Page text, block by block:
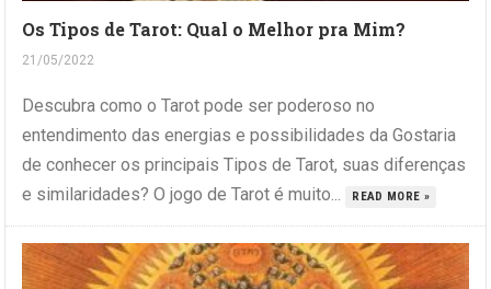
Os Tipos de Tarot: Qual o Melhor pra Mim?
21/05/2022
Descubra como o Tarot pode ser poderoso no
entendimento das energias e possibilidades da Gostaria
de conhecer os principais Tipos de Tarot, suas diferenças
e similaridades? O jogo de Tarot é muito...
READ MORE »